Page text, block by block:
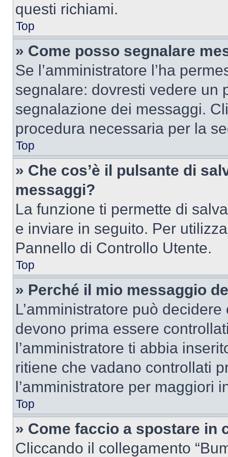
questi richiami.
Top
» Come posso segnalare
Se l’amministratore l’ha
segnalare: dovresti vedere un
segnalazione dei messaggi.
procedura necessaria per la
Top
» Che cos’è il pulsante di
messaggi?
La funzione ti permette di
e inviare in seguito. Per
Pannello di Controllo Utente.
Top
» Perché il mio messaggio
L’amministratore può
devono prima essere
l’amministratore ti abbia
ritiene che vadano controllati
l’amministratore per maggiori
Top
» Come faccio a spostare in
Cliccando il collegamento